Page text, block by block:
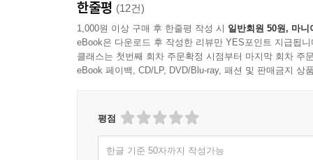
한줄평 (12건)
1,000원 이상 구매 후 한줄평 작성 시 일반회원 50원, 마니
eBook은 다운로드 후 작성한 리뷰만 YES포인트 지급됩니
클래스는 첫번째 회차 주문확정 시점부터 마지막 회차 주
eBook 페이백, CD/LP, DVD/Blu-ray, 패션 및 판매금지 상
평점
한글 기준 50자까지 작성가능